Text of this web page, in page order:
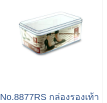
No.8877RS กล่องรองเท้า